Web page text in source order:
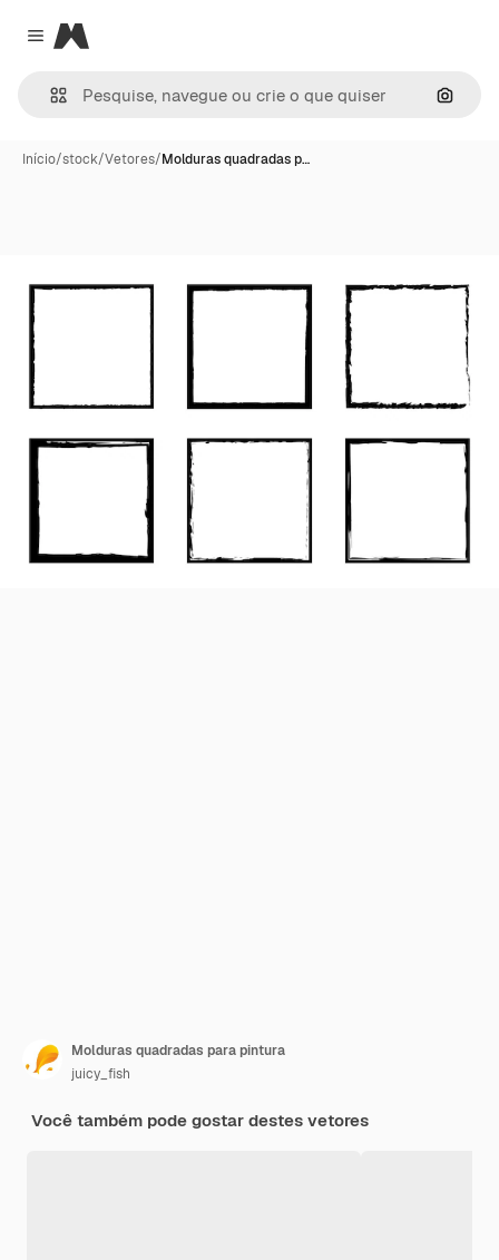
Close menu
Magnific
Início/stock/Vetores/Molduras quadradas p…
Molduras quadradas para pintura
juicy_fish
Você também pode gostar destes vetores